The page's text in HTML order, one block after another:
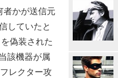
かが送信元
していたと
偽装された
該機器が属
レクター攻